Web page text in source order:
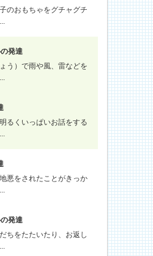
のおもちゃをグチャグチ
発達
う）で雨や風、雷などを
るくいっぱいお話をする
悪をされたことがきっか
発達
ちをたたいたり、お返し